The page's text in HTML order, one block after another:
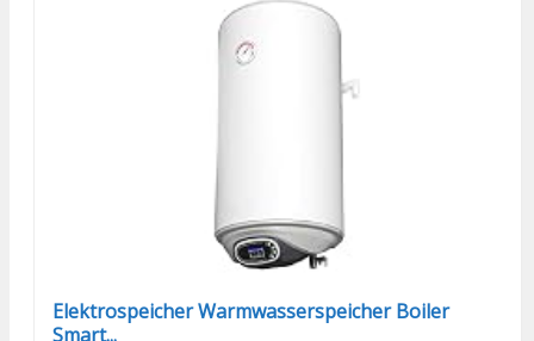
Elektrospeicher Warmwasserspeicher Boiler
Smart...